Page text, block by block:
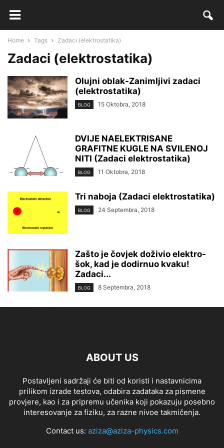
Home Tags Zadaci (elektrostatika)
Zadaci (elektrostatika)
Olujni oblak-Zanimljivi zadaci
(elektrostatika)
BLOG 15 Oktobra, 2018
DVIJE NAELEKTRISANE
GRAFITNE KUGLE NA SVILENOJ
NITI (Zadaci elektrostatika)
BLOG 11 Oktobra, 2018
Tri naboja (Zadaci elektrostatika)
BLOG 24 Septembra, 2018
Zašto je čovjek doživio elektro-
šok, kad je dodirnuo kvaku!
Zadaci...
BLOG 8 Septembra, 2018
ABOUT US
Postavljeni sadržaji će biti od koristi i nastavnicima
prilikom izrade testova, odabira zadataka za pismene
provjere, kao i za pripremu učenika koji pokazuju posebno
interesovanje za fiziku, za razne nivoe takmičenja.
Contact us: aziza@aziza-physics.com